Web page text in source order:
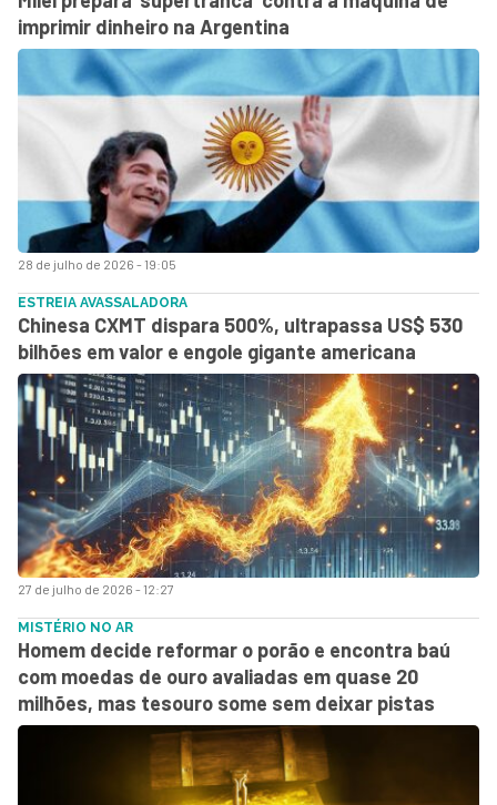
28 de julho de 2026 - 19:05
imprimir dinheiro na Argentina
27 de julho de 2026 - 12:27
ESTREIA AVASSALADORA
Chinesa CXMT dispara 500%, ultrapassa US$ 530
bilhões em valor e engole gigante americana
MISTÉRIO NO AR
Homem decide reformar o porão e encontra baú
com moedas de ouro avaliadas em quase 20
milhões, mas tesouro some sem deixar pistas